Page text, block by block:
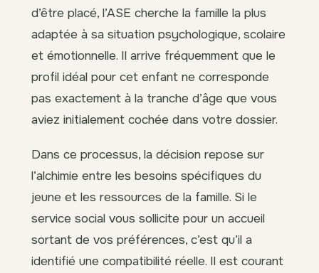
d’être placé, l’ASE cherche la famille la plus
adaptée à sa situation psychologique, scolaire
et émotionnelle. Il arrive fréquemment que le
profil idéal pour cet enfant ne corresponde
pas exactement à la tranche d’âge que vous
aviez initialement cochée dans votre dossier.
Dans ce processus, la décision repose sur
l’alchimie entre les besoins spécifiques du
jeune et les ressources de la famille. Si le
service social vous sollicite pour un accueil
sortant de vos préférences, c’est qu’il a
identifié une compatibilité réelle. Il est courant